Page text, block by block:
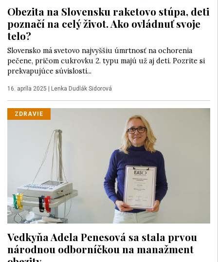
Obezita na Slovensku raketovo stúpa, deti
poznačí na celý život. Ako ovládnuť svoje
telo?
Slovensko má svetovo najvyššiu úmrtnosť na ochorenia
pečene, pričom cukrovku 2. typu majú už aj deti. Pozrite si
prekvapujúce súvislosti...
16. apríla 2025 Lenka Dudlák Sidorová
ZDRAVIE
Vedkyňa Adela Penesová sa stala prvou
národnou odborníčkou na manažment